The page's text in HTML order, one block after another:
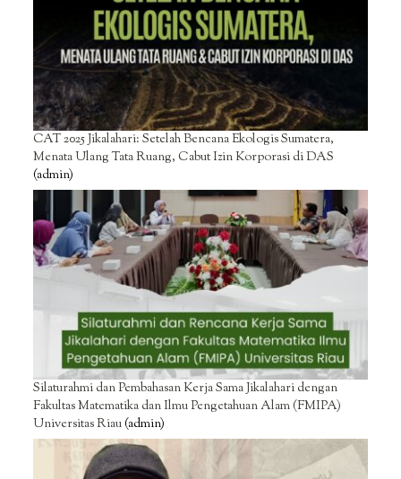
CAT 2025 Jikalahari: Setelah Bencana Ekologis Sumatera,
Menata Ulang Tata Ruang, Cabut Izin Korporasi di DAS
(admin)
Silaturahmi dan Pembahasan Kerja Sama Jikalahari dengan
Fakultas Matematika dan Ilmu Pengetahuan Alam (FMIPA)
Universitas Riau(admin)